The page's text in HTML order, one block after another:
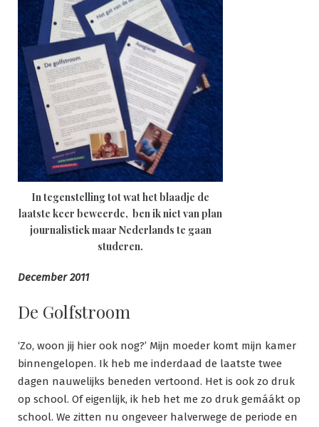
In tegenstelling tot wat het blaadje de
laatste keer beweerde, ben ik niet van plan
journalistiek maar Nederlands te gaan
studeren.
December 2011
De Golfstroom
‘Zo, woon jij hier ook nog?’ Mijn moeder komt mijn kamer
binnengelopen. Ik heb me inderdaad de laatste twee
dagen nauwelijks beneden vertoond. Het is ook zo druk
op school. Of eigenlijk, ik heb het me zo druk gemáákt op
school. We zitten nu ongeveer halverwege de periode en